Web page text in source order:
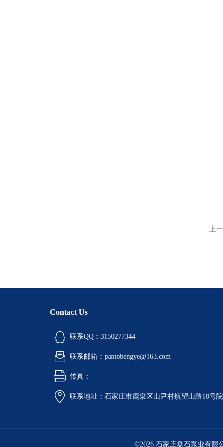
上
Contact Us
联系QQ：3150277344
联系邮箱：pantobengye@163.com
传真：
联系地址：石家庄市鹿泉区山尹村镇望山路18号
©2026 石家庄盘石泵业有限